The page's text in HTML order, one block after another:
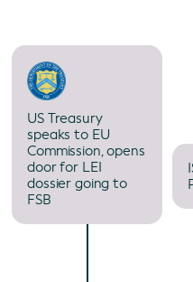
US Treasury
speaks to EU
Commission, opens
door for LEI
dossier going to
FSB